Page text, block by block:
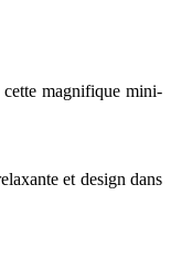
magnifique mini-
et design dans